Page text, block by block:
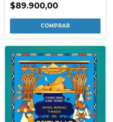
$89.900,00